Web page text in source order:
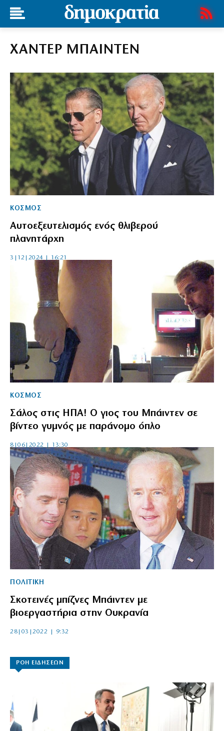
ΧΑΝΤΕΡ ΜΠΑΙΝΤΕΝ
ΚΟΣΜΟΣ
Αυτοεξευτελισμός ενός θλιβερού
πλανητάρχη
3|12|2024 | 16:21
ΚΟΣΜΟΣ
Σάλος στις ΗΠΑ! Ο γιος του Μπάιντεν σε
βίντεο γυμνός με παράνομο όπλο
8|06|2022 | 13:30
ΠΟΛΙΤΙΚΗ
Σκοτεινές μπίζνες Μπάιντεν με
βιοεργαστήρια στην Ουκρανία
28|03|2022 | 9:32
ΡΟΗ ΕΙΔΗΣΕΩΝ